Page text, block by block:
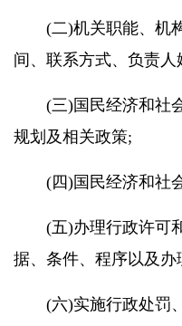
(二)机关职能、机
间、联系方式、负责人
(三)国民经济和社
规划及相关政策;
(四)国民经济和社
(五)办理行政许可
据、条件、程序以及办
(六)实施行政处罚